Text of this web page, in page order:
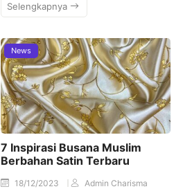
Selengkapnya
News
7 Inspirasi Busana Muslim
Berbahan Satin Terbaru
18/12/2023 Admin Charisma